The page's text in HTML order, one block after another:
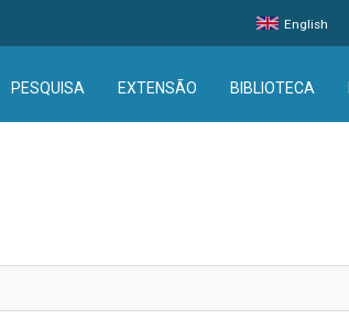
English
PESQUISA EXTENSÃO BIBLIOTECA